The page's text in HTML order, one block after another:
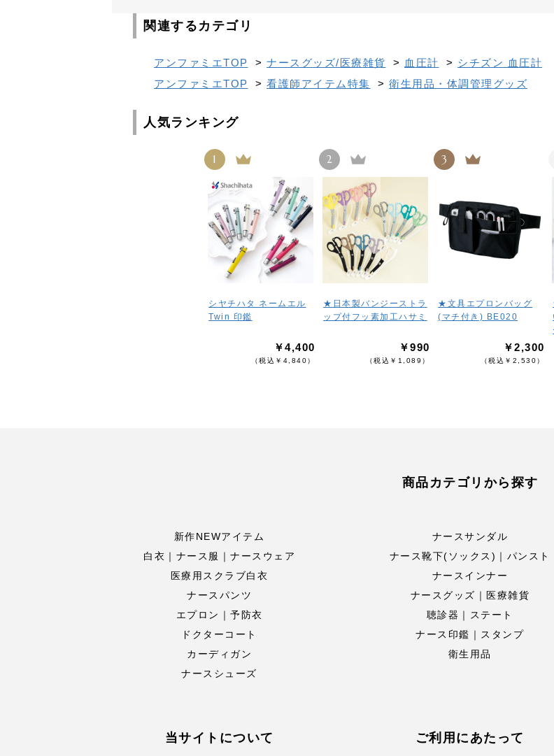
関連するカテゴリ
アンファミエTOP > ナースグッズ/医療雑貨 > 血圧計 > シチズン 血圧計
アンファミエTOP
> 看護師アイテム特集 > 衛生用品・体調管理グッズ
人気ランキング
1
シヤチハタ ネームエル
Twin 印鑑
￥4,400
（税込￥4,840）
2
★日本製バンジーストラ
ップ付フッ素加工ハサミ
￥990
（税込￥1,089）
3
★文具エプロンバッグ
(マチ付き) BE020
￥2,300
（税込￥2,530）
商品カテゴリから探す
新作NEWアイテム
白衣｜ナース服｜ナースウェア
医療用スクラブ白衣
ナースパンツ
エプロン｜予防衣
ドクターコート
カーディガン
ナースシューズ
ナースサンダル
ナース靴下(ソックス)｜パンスト
ナースインナー
ナースグッズ｜医療雑貨
聴診器｜ステート
ナース印鑑｜スタンプ
衛生用品
当サイトについて ご利用にあたって